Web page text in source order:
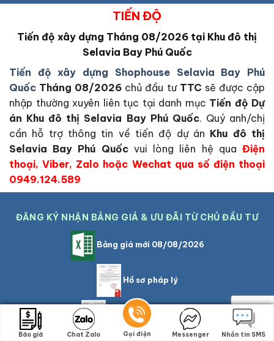
TIẾN ĐỘ
Tiến độ xây dựng Tháng 08/2026 tại Khu đô thị
Selavia Bay Phú Quốc
Tiến độ xây dựng Shophouse Selavia Bay Phú
Quốc Tháng 08/2026 chủ đầu tư TTC sẽ được cập
nhập thường xuyên liên tục tại danh mục Tiến độ Dự
án Khu đô thị Selavia Bay Phú Quốc. Quý anh/chị
cần hỗ trợ thông tin về tiến độ dự án Khu đô thị
Selavia Bay Phú Quốc vui lòng liên hệ quaĐiện
thoại, Viber, Zalo hoặc Wechat qua số điện thoại
0949.124.589
ĐĂNG KÝ NHẬN BẢNG GIÁ & ƯU ĐÃI TỪ CHỦ ĐẦU TƯ
Bảng giá mới 08/08/2026
Hồ sơ pháp lý
Chính sách bán hàng
Báo giá Chat Zalo Gọi điện Messenger Nhắn tin SMS
Báo giá Chat Zalo Gọi điện Messenger Nhắn tin SMS